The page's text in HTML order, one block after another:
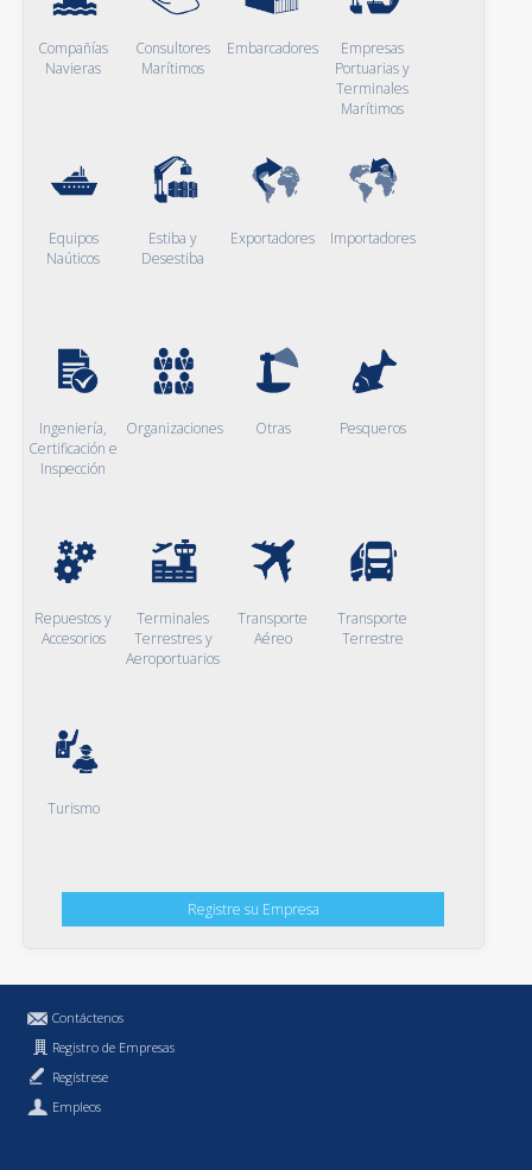
Compañías
Navieras
Consultores
Marítimos
Embarcadores
Empresas
Portuarias y
Terminales
Marítimos
Equipos
Naúticos
Estiba y
Desestiba
Exportadores Importadores
Ingeniería,
Certificación e
Inspección
Organizaciones Otras Pesqueros
Repuestos y
Accesorios
Terminales
Terrestres y
Aeroportuarios
Transporte
Aéreo
Transporte
Terrestre
Turismo
Registre su Empresa
Contáctenos
Registro de Empresas
Regístrese
Empleos